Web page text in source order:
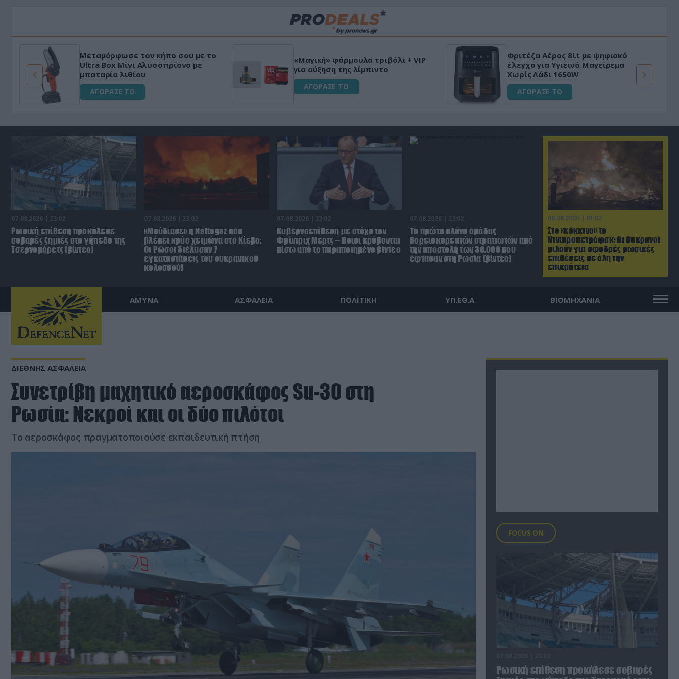
Μεταμόρφωσε τον κήπο σου με το
Ultra Box Μίνι Αλυσοπρίονο με
μπαταρία λιθίου
ΑΓΟΡΑΣΕ ΤΟ
«Μαγική» φόρμουλα τριβόλι + VIP
για αύξηση της λίμπιντο
ΑΓΟΡΑΣΕ ΤΟ
Φριτέζα Αέρος 8Lt με ψηφιακό
έλεγχο για Υγιεινό Μαγείρεμα
Χωρίς Λάδι 1650W
ΑΓΟΡΑΣΕ ΤΟ
08.08.2026 | 01:02
Στο «κόκκινο» το
Ντνιπροπετρόφσκ: Οι Ουκρανοί
μιλούν για σφοδρές ρωσικές
επιθέσεις σε όλη την
επικράτεια
07.08.2026 | 23:02
Ρωσική επίθεση προκάλεσε
σοβαρές ζημιές στο γήπεδο της
Τσερνομόρετς (βίντεο)
07.08.2026 | 23:02
«Μούδιασε» η Naftogaz που
βλέπει κρύο χειμώνα στο Κίεβο:
Οι Ρώσοι διέλυσαν 7
εγκαταστάσεις του ουκρανικού
κολοσσού!
07.08.2026 | 23:02
Κυβερνοεπίθεση με στόχο τον
Φρίντριχ Μερτς – Ποιοι κρύβονται
πίσω από το παραποιημένο βίντεο
07.08.2026 | 23:02
Τα πρώτα πλάνα ομάδας
Βορειοκορεατών στρατιωτών από
την αποστολή των 30.000 που
έφτασαν στη Ρωσία (βίντεο)
ΑΜΥΝΑ ΑΣΦΑΛΕΙΑ ΠΟΛΙΤΙΚΗ ΥΠ.ΕΘ.Α ΒΙΟΜΗΧΑΝΙΑ
ΔΙΕΘΝΗΣ ΑΣΦΑΛΕΙΑ
Συνετρίβη μαχητικό αεροσκάφος Su-30 στη
Ρωσία: Νεκροί και οι δύο πιλότοι
Το αεροσκάφος πραγματοποιούσε εκπαιδευτική πτήση
FOCUS ON
Ρωσική επίθεση προκάλεσε σοβαρές